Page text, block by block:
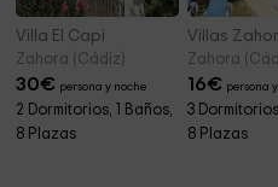
Villa El Capi
Zahora (Cádiz)
30€ persona y noche
2 Dormitorios, 1 Baños,
8 Plazas
Villas
Zahora
16€ persona
3
8 Plazas